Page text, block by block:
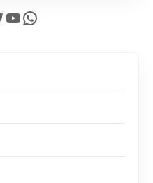
YouTube WhatsApp